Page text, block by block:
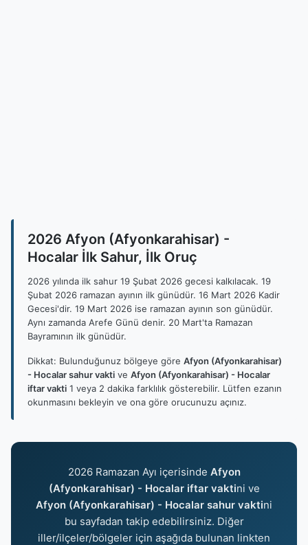
2026 Afyon (Afyonkarahisar) -
Hocalar İlk Sahur, İlk Oruç
2026 yılında ilk sahur 19 Şubat 2026 gecesi kalkılacak. 19
Şubat 2026 ramazan ayının ilk günüdür. 16 Mart 2026 Kadir
Gecesi'dir. 19 Mart 2026 ise ramazan ayının son günüdür.
Aynı zamanda Arefe Günü denir. 20 Mart'ta Ramazan
Bayramının ilk günüdür.
Dikkat: Bulunduğunuz bölgeye göre Afyon (Afyonkarahisar)
- Hocalar sahur vakti ve Afyon (Afyonkarahisar) - Hocalar
iftar vakti 1 veya 2 dakika farklılık gösterebilir. Lütfen ezanın
okunmasını bekleyin ve ona göre orucunuzu açınız.
2026 Ramazan Ayı içerisinde Afyon
(Afyonkarahisar) - Hocalar iftar vaktini ve
Afyon (Afyonkarahisar) - Hocalar sahur vaktini
bu sayfadan takip edebilirsiniz. Diğer
iller/ilçeler/bölgeler için aşağıda bulunan linkten